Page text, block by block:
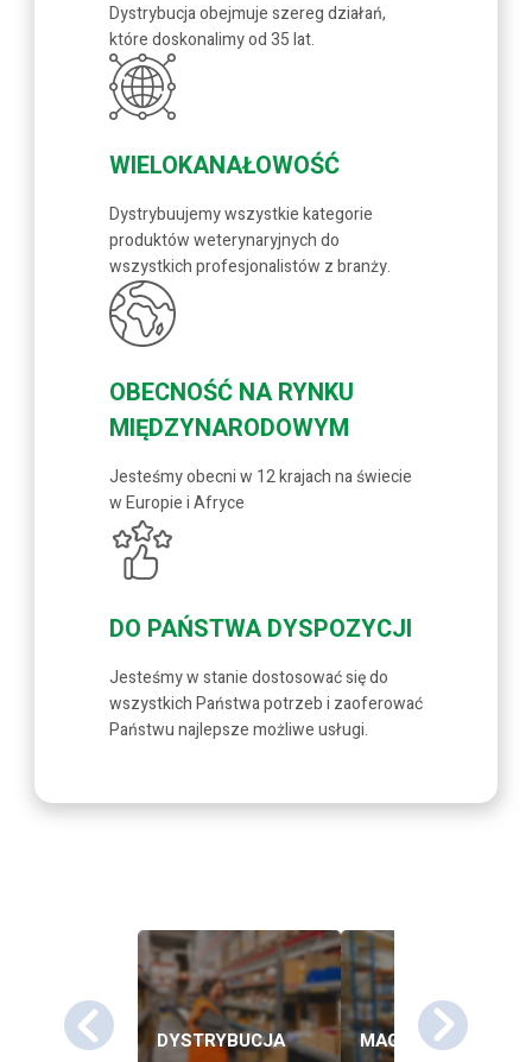
Dystrybucja obejmuje szereg działań,
które doskonalimy od 35 lat.
WIELOKANAŁOWOŚĆ
Dystrybuujemy wszystkie kategorie
produktów weterynaryjnych do
wszystkich profesjonalistów z branży.
OBECNOŚĆ NA RYNKU
MIĘDZYNARODOWYM
Jesteśmy obecni w 12 krajach na świecie
w Europie i Afryce
DO PAŃSTWA DYSPOZYCJI
Jesteśmy w stanie dostosować się do
wszystkich Państwa potrzeb i zaoferować
Państwu najlepsze możliwe usługi.
DYSTRYBUCJA MAGAZYNOWANIE